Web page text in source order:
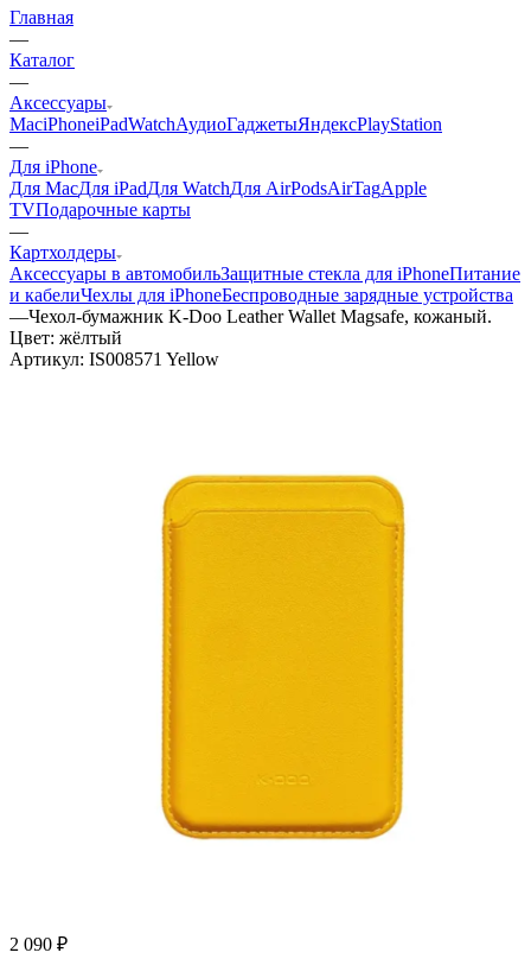
Главная
—
Каталог
—
Аксессуары
MaciPhoneiPadWatchАудиоГаджетыЯндексPlayStation
—
Для iPhone
Для MacДля iPadДля WatchДля AirPodsAirTagApple
TVПодарочные карты
—
Картхолдеры
Аксессуары в автомобильЗащитные стекла для iPhoneПитание
и кабелиЧехлы для iPhoneБеспроводные зарядные устройства
—Чехол-бумажник K-Doo Leather Wallet Magsafe, кожаный.
Цвет: жёлтый
Артикул: IS008571 Yellow
2 090 ₽